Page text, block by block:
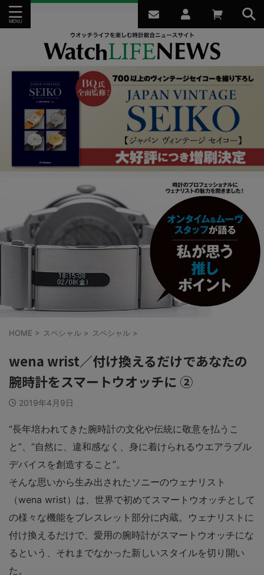
HOME > スペシャル > スペシャル >
wena wrist／付け換えるだけであなたの
腕時計をスマートウオッチに ②
2019年4月9日
“長年培われてきた腕時計の文化や伝統に敬意を払うこ
と”、“自然に、違和感なく、身に着けられるウエアラブル
デバイスを創造すること”。
そんな思いから生み出されたソニーのウェナリスト
（wena wrist）は、世界で初めてスマートウオッチとして
の様々な機能をブレスレット部分に内蔵。ウェナリストに
付け換えるだけで、愛用の腕時計がスマートウオッチにな
るという、それまでなかった新しいスタイルを切り開い
た。